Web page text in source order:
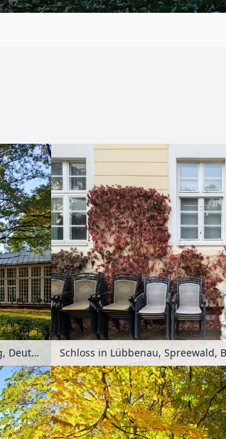
Orangerie in Lübbenau, Spreewald, Brandenburg, Deutschland